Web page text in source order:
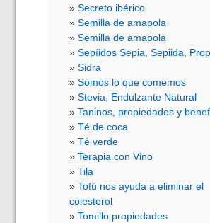
Secreto ibérico
Semilla de amapola
Semilla de amapola
Sepíidos Sepia, Sepiida,
Sidra
Somos lo que comemos
Stevia, Endulzante Natural
Taninos, propiedades y
Té de coca
Té verde
Terapia con Vino
Tila
Tofú nos ayuda a eliminar el
colesterol
Tomillo propiedades